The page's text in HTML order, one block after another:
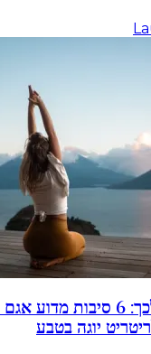
"יוגה פורסט" ומעבר לכך: 6
יוגה בטבע